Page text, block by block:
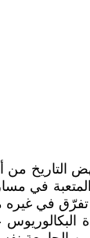
المتعبة في
تفرّق في